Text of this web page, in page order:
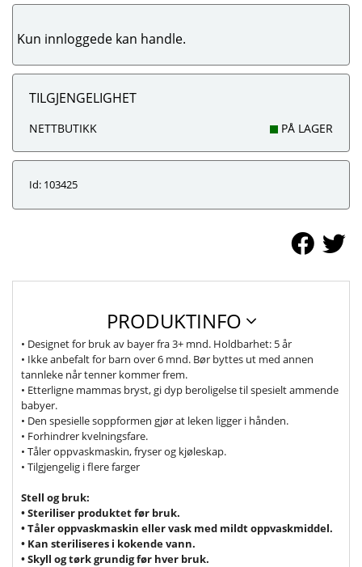
Kun innloggede kan handle.
TILGJENGELIGHET
NETTBUTIKK PÅ LAGER
Id: 103425
PRODUKTINFO
• Designet for bruk av bayer fra 3+ mnd. Holdbarhet: 5 år
• Ikke anbefalt for barn over 6 mnd. Bør byttes ut med annen
tannleke når tenner kommer frem.
• Etterligne mammas bryst, gi dyp beroligelse til spesielt ammende
babyer.
• Den spesielle soppformen gjør at leken ligger i hånden.
• Forhindrer kvelningsfare.
• Tåler oppvaskmaskin, fryser og kjøleskap.
• Tilgjengelig i flere farger
Stell og bruk:
• Steriliser produktet før bruk.
• Tåler oppvaskmaskin eller vask med mildt oppvaskmiddel.
• Kan steriliseres i kokende vann.
• Skyll og tørk grundig før hver bruk.